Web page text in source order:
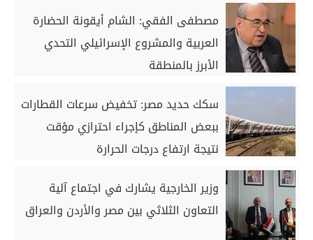
مصطفى الفقي: الشام أيقونة الحضارة
العربية والمشروع الإسرائيلي التحدي
الأبرز بالمنطقة
سكك حديد مصر: تخفيض سرعات القطارات
ببعض المناطق كإجراء احترازي مؤقت
نتيجة ارتفاع درجات الحرارة
وزير الخارجية يشارك في اجتماع آلية
التعاون الثلاثي بين مصر والأردن والعراق